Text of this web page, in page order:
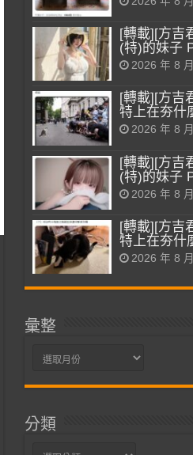
[轉載][方吉
(特)的妹子
2026 年 8
[轉載][方吉
特上在夯什
2026 年 8
[轉載][方吉
(特)的妹子
2026 年 8
[轉載][方吉
特上在夯什
2026 年 8
彙整
彙
分類